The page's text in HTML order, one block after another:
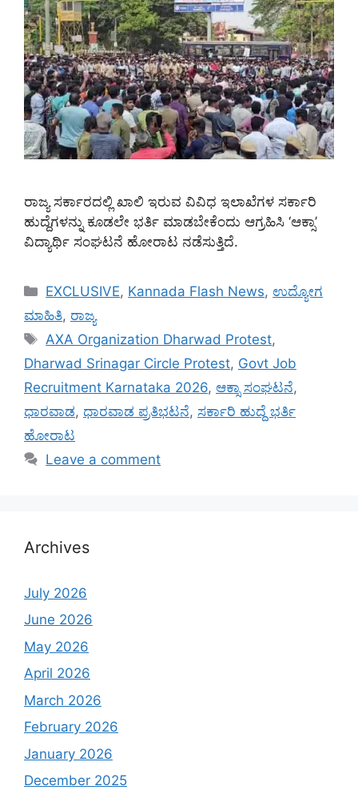
ರಾಜ್ಯ ಸರ್ಕಾರದಲ್ಲಿ ಖಾಲಿ ಇರುವ ವಿವಿಧ ಇಲಾಖೆಗಳ ಸರ್ಕಾರಿ
ಹುದ್ದೆಗಳನ್ನು ಕೂಡಲೇ ಭರ್ತಿ ಮಾಡಬೇಕೆಂದು ಆಗ್ರಹಿಸಿ ‘ಆಕ್ಸಾ’
ವಿದ್ಯಾರ್ಥಿ ಸಂಘಟನೆ ಹೋರಾಟ ನಡೆಸುತ್ತಿದೆ.
Categories
EXCLUSIVE, Kannada Flash News, ಉದ್ಯೋಗ
ಮಾಹಿತಿ, ರಾಜ್ಯ
Tags
AXA Organization Dharwad Protest,
Dharwad Srinagar Circle Protest, Govt Job
Recruitment Karnataka 2026, ಆಕ್ಸಾ ಸಂಘಟನೆ,
ಧಾರವಾಡ, ಧಾರವಾಡ ಪ್ರತಿಭಟನೆ, ಸರ್ಕಾರಿ ಹುದ್ದೆ ಭರ್ತಿ
ಹೋರಾಟ
Leave a comment
Archives
July 2026
June 2026
May 2026
April 2026
March 2026
February 2026
January 2026
December 2025